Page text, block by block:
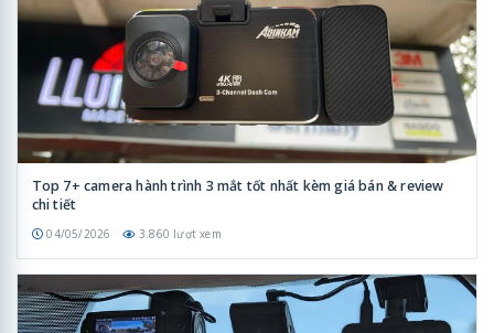
Top 7+ camera hành trình 3 mắt tốt nhất kèm giá bán & review
chi tiết
04/05/2026 3.860 lượt xem